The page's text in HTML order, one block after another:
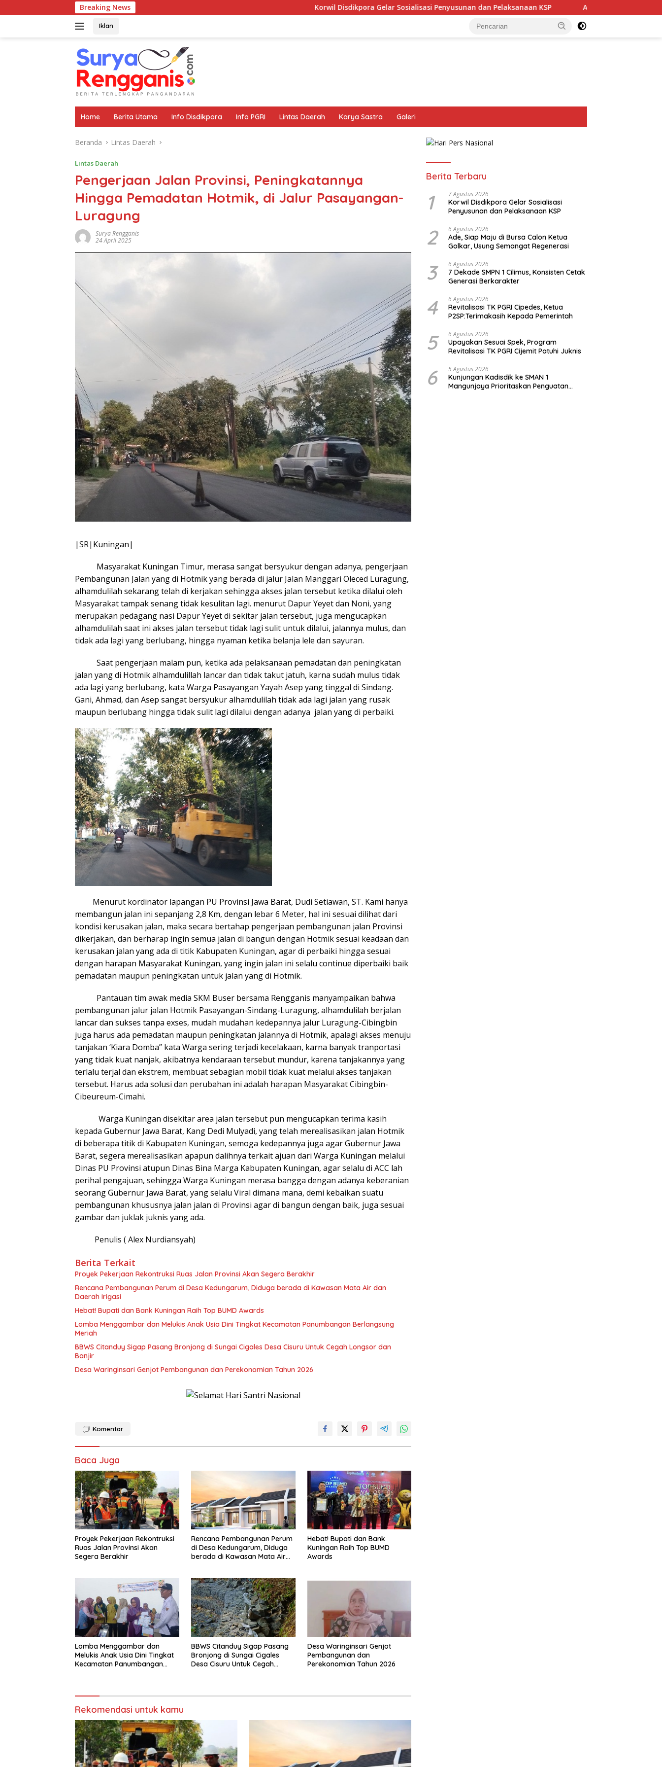
ke
Breaking News Korwil Disdikpora Gelar Sosialisasi Penyusunan dan Pelaksanaan KSP Ade, Siap Maju di Bursa Calon Ketua
Iklan
Home Berita Utama Info Disdikpora Info PGRI Lintas Daerah Karya Sastra Galeri
Beranda Lintas Daerah
Lintas Daerah
Pengerjaan Jalan Provinsi, Peningkatannya
Hingga Pemadatan Hotmik, di Jalur Pasayangan-
Luragung
Surya Rengganis
24 April 2025
|SR|Kuningan|
Masyarakat Kuningan Timur, merasa sangat bersyukur dengan adanya, pengerjaan
Pembangunan Jalan yang di Hotmik yang berada di jalur Jalan Manggari Oleced Luragung,
alhamdulilah sekarang telah di kerjakan sehingga akses jalan tersebut ketika dilalui oleh
Masyarakat tampak senang tidak kesulitan lagi. menurut Dapur Yeyet dan Noni, yang
merupakan pedagang nasi Dapur Yeyet di sekitar jalan tersebut, juga mengucapkan
alhamdulilah saat ini akses jalan tersebut tidak lagi sulit untuk dilalui, jalannya mulus, dan
tidak ada lagi yang berlubang, hingga nyaman ketika belanja lele dan sayuran.
Saat pengerjaan malam pun, ketika ada pelaksanaan pemadatan dan peningkatan
jalan yang di Hotmik alhamdulillah lancar dan tidak takut jatuh, karna sudah mulus tidak
ada lagi yang berlubang, kata Warga Pasayangan Yayah Asep yang tinggal di Sindang.
Gani, Ahmad, dan Asep sangat bersyukur alhamdulilah tidak ada lagi jalan yang rusak
maupun berlubang hingga tidak sulit lagi dilalui dengan adanya jalan yang di perbaiki.
Menurut kordinator lapangan PU Provinsi Jawa Barat, Dudi Setiawan, ST. Kami hanya
membangun jalan ini sepanjang 2,8 Km, dengan lebar 6 Meter, hal ini sesuai dilihat dari
kondisi kerusakan jalan, maka secara bertahap pengerjaan pembangunan jalan Provinsi
dikerjakan, dan berharap ingin semua jalan di bangun dengan Hotmik sesuai keadaan dan
kerusakan jalan yang ada di titik Kabupaten Kuningan, agar di perbaiki hingga sesuai
dengan harapan Masyarakat Kuningan, yang ingin jalan ini selalu continue diperbaiki baik
pemadatan maupun peningkatan untuk jalan yang di Hotmik.
Pantauan tim awak media SKM Buser bersama Rengganis manyampaikan bahwa
pembangunan jalur jalan Hotmik Pasayangan-Sindang-Luragung, alhamdulilah berjalan
lancar dan sukses tanpa exses, mudah mudahan kedepannya jalur Luragung-Cibingbin
juga harus ada pemadatan maupun peningkatan jalannya di Hotmik, apalagi akses menuju
tanjakan ‘Kiara Domba” kata Warga sering terjadi kecelakaan, karna banyak tranportasi
yang tidak kuat nanjak, akibatnya kendaraan tersebut mundur, karena tanjakannya yang
terlalu terjal dan ekstrem, membuat sebagian mobil tidak kuat melalui akses tanjakan
tersebut. Harus ada solusi dan perubahan ini adalah harapan Masyarakat Cibingbin-
Cibeureum-Cimahi.
Warga Kuningan disekitar area jalan tersebut pun mengucapkan terima kasih
kepada Gubernur Jawa Barat, Kang Dedi Mulyadi, yang telah merealisasikan jalan Hotmik
di beberapa titik di Kabupaten Kuningan, semoga kedepannya juga agar Gubernur Jawa
Barat, segera merealisasikan apapun dalihnya terkait ajuan dari Warga Kuningan melalui
Dinas PU Provinsi atupun Dinas Bina Marga Kabupaten Kuningan, agar selalu di ACC lah
perihal pengajuan, sehingga Warga Kuningan merasa bangga dengan adanya keberanian
seorang Gubernur Jawa Barat, yang selalu Viral dimana mana, demi kebaikan suatu
pembangunan khususnya jalan jalan di Provinsi agar di bangun dengan baik, juga sesuai
gambar dan juklak juknis yang ada.
Penulis ( Alex Nurdiansyah)
Berita Terkait
Proyek Pekerjaan Rekontruksi Ruas Jalan Provinsi Akan Segera Berakhir
Rencana Pembangunan Perum di Desa Kedungarum, Diduga berada di Kawasan Mata Air dan
Daerah Irigasi
Hebat! Bupati dan Bank Kuningan Raih Top BUMD Awards
Lomba Menggambar dan Melukis Anak Usia Dini Tingkat Kecamatan Panumbangan Berlangsung
BBWS Citanduy Sigap Pasang Bronjong di Sungai Cigales Desa Cisuru Untuk Cegah Longsor dan
Banjir
Desa Waringinsari Genjot Pembangunan dan Perekonomian Tahun 2026
Komentar
Baca Juga
Proyek Pekerjaan Rekontruksi
Ruas Jalan Provinsi Akan
Segera Berakhir
Rencana Pembangunan Perum
di Desa Kedungarum, Diduga
berada di Kawasan Mata Air
Hebat! Bupati dan Bank
Kuningan Raih Top BUMD
Awards
Lomba Menggambar dan
Melukis Anak Usia Dini Tingkat
Kecamatan Panumbangan
BBWS Citanduy Sigap Pasang
Bronjong di Sungai Cigales
Desa Cisuru Untuk Cegah
Desa Waringinsari Genjot
Pembangunan dan
Perekonomian Tahun 2026
Rekomendasi untuk kamu
Berita Terbaru
1 7 Agustus 2026
Korwil Disdikpora Gelar Sosialisasi
Penyusunan dan Pelaksanaan KSP
2 6 Agustus 2026
Ade, Siap Maju di Bursa Calon Ketua
Golkar, Usung Semangat Regenerasi
3 6 Agustus 2026
7 Dekade SMPN 1 Cilimus, Konsisten Cetak
Generasi Berkarakter
4 6 Agustus 2026
Revitalisasi TK PGRI Cipedes, Ketua
P2SP:Terimakasih Kepada Pemerintah
5 6 Agustus 2026
Upayakan Sesuai Spek, Program
Revitalisasi TK PGRI Cijemit Patuhi Juknis
6 5 Agustus 2026
Kunjungan Kadisdik ke SMAN 1
Mangunjaya Prioritaskan Penguatan